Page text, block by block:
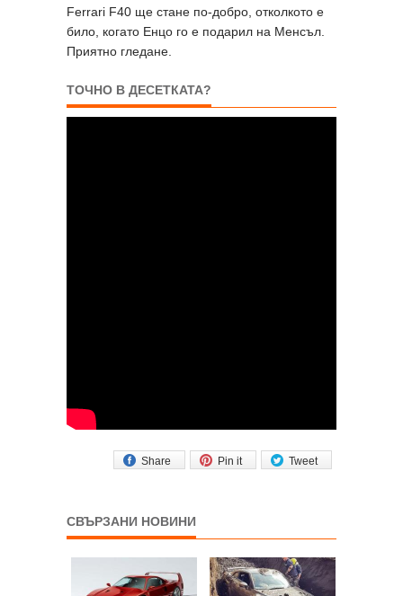
Ferrari F40 ще стане по-добро, отколкото е
било, когато Енцо го е подарил на Менсъл.
Приятно гледане.
ТОЧНО В ДЕСЕТКАТА?
Tweet
Pin it
Share
СВЪРЗАНИ НОВИНИ